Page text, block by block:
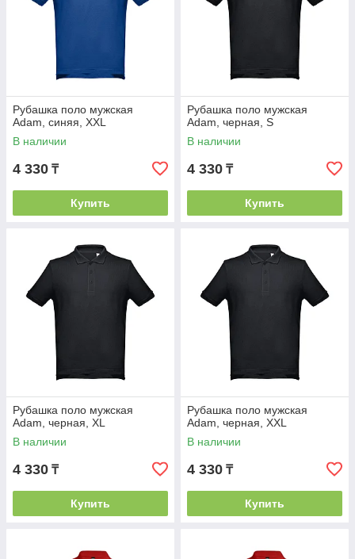
Рубашка поло мужская
Adam, синяя, XXL
В наличии
4 330 ₸
Купить
Рубашка поло мужская
Adam, черная, S
В наличии
4 330 ₸
Купить
Рубашка поло мужская
Adam, черная, XL
В наличии
4 330 ₸
Купить
Рубашка поло мужская
Adam, черная, XXL
В наличии
4 330 ₸
Купить